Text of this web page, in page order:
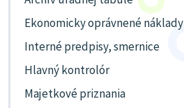
Ekonomicky oprávnené náklady
Interné predpisy, smernice
Hlavný kontrolór
Majetkové priznania